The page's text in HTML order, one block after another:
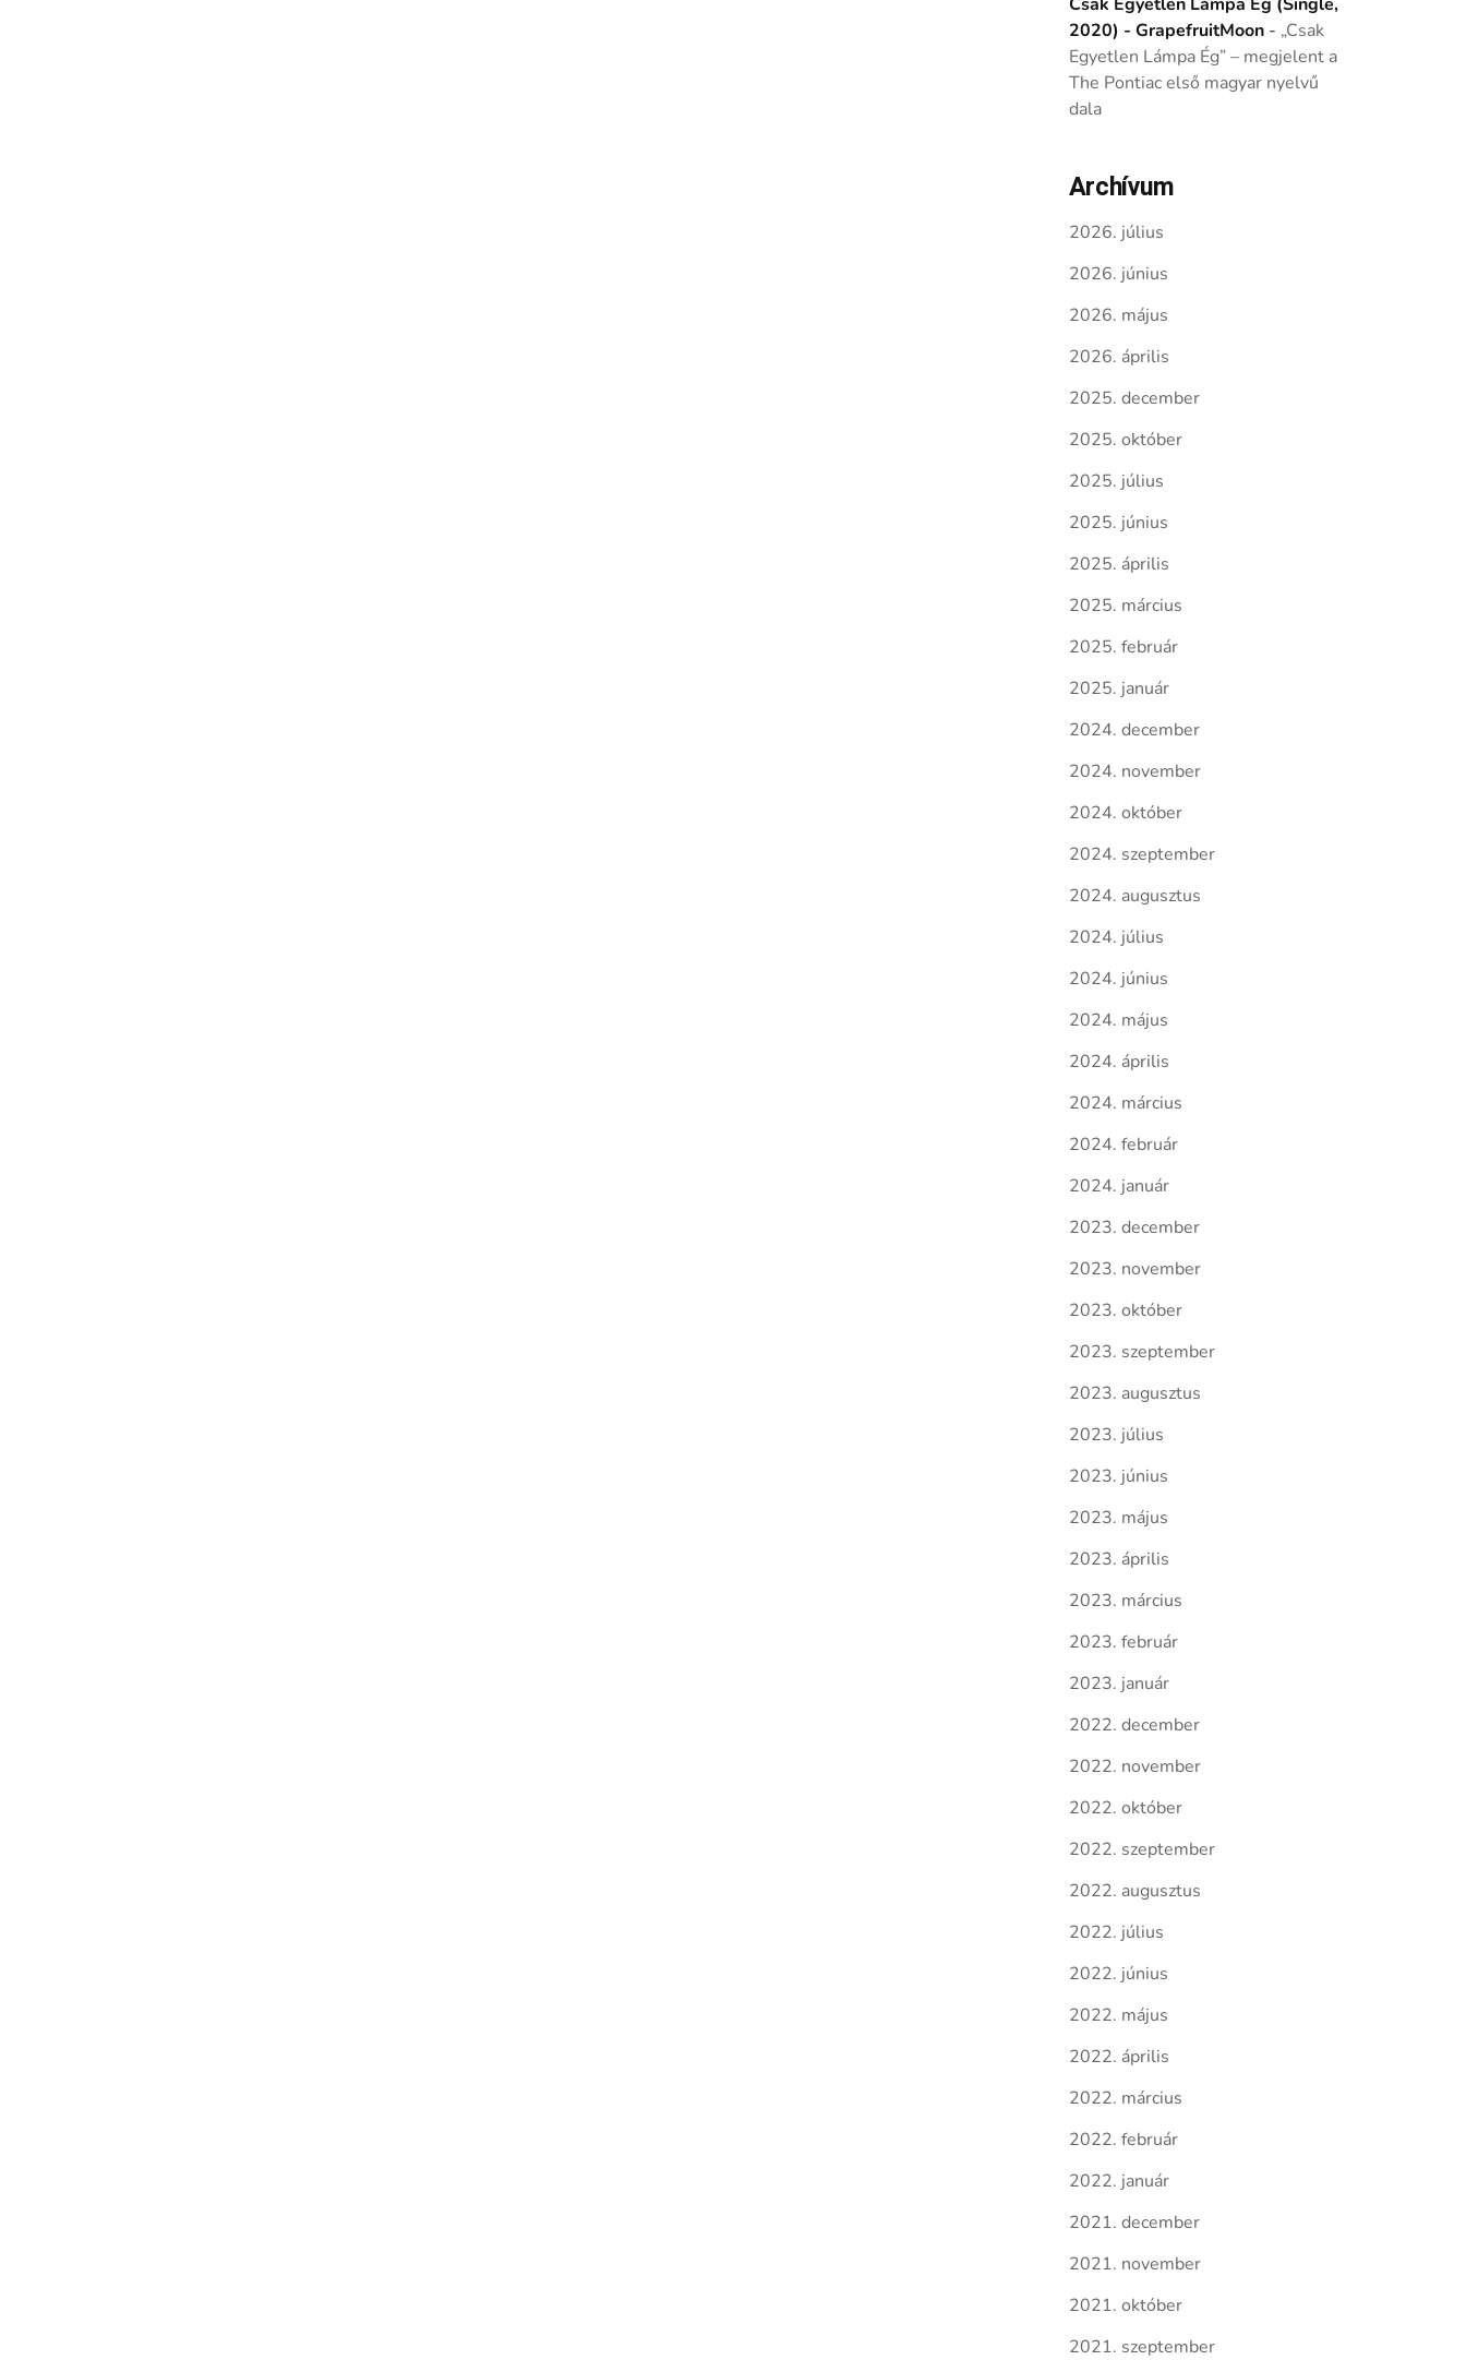
2020) - GrapefruitMoon- „Csak
Egyetlen Lámpa Ég” – megjelent a
The Pontiac első magyar nyelvű
dala
Archívum
2026. július
2026. június
2026. május
2026. április
2025. december
2025. október
2025. július
2025. június
2025. április
2025. március
2025. február
2025. január
2024. december
2024. november
2024. október
2024. szeptember
2024. augusztus
2024. július
2024. június
2024. május
2024. április
2024. március
2024. február
2024. január
2023. december
2023. november
2023. október
2023. szeptember
2023. augusztus
2023. július
2023. június
2023. május
2023. április
2023. március
2023. február
2023. január
2022. december
2022. november
2022. október
2022. szeptember
2022. augusztus
2022. július
2022. június
2022. május
2022. április
2022. március
2022. február
2022. január
2021. december
2021. november
2021. október
2021. szeptember